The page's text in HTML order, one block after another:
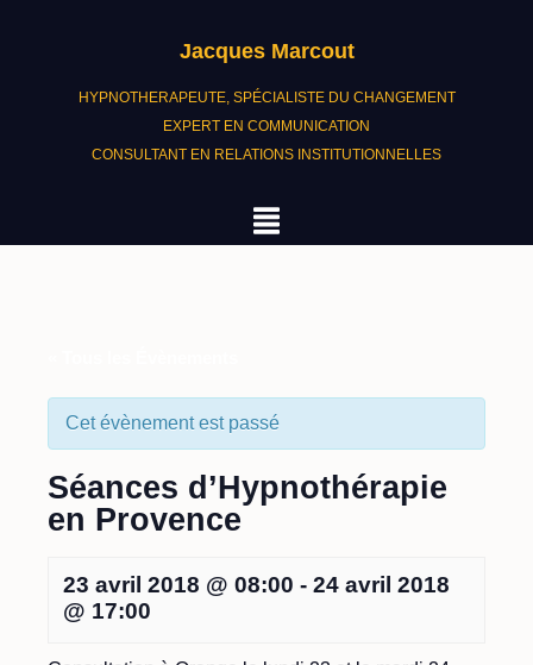
Jacques Marcout
HYPNOTHERAPEUTE, SPÉCIALISTE DU CHANGEMENT
EXPERT EN COMMUNICATION
CONSULTANT EN RELATIONS INSTITUTIONNELLES
Cet évènement est passé
Séances d’Hypnothérapie
en Provence
23 avril 2018 @ 08:00 - 24 avril 2018
@ 17:00